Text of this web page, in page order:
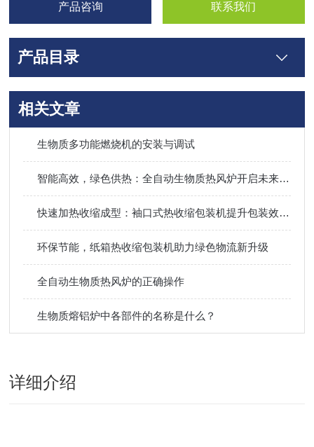
产品咨询 联系我们
产品目录
相关文章
生物质多功能燃烧机的安装与调试
智能高效，绿色供热：全自动生物质热风炉开启未来取暖新模式
快速加热收缩成型：袖口式热收缩包装机提升包装效率省时间
环保节能，纸箱热收缩包装机助力绿色物流新升级
全自动生物质热风炉的正确操作
生物质熔铝炉中各部件的名称是什么？
详细介绍